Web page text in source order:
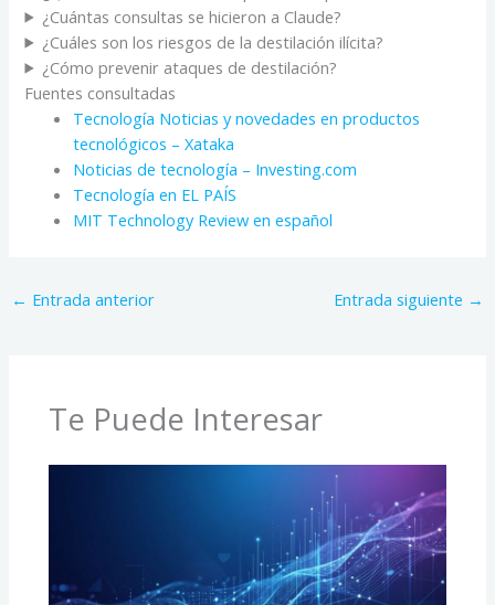
¿Cuántas consultas se hicieron a Claude?
¿Cuáles son los riesgos de la destilación ilícita?
¿Cómo prevenir ataques de destilación?
Fuentes consultadas
Tecnología Noticias y novedades en productos
tecnológicos – Xataka
Noticias de tecnología – Investing.com
Tecnología en EL PAÍS
MIT Technology Review en español
← Entrada anterior Entrada siguiente →
Te Puede Interesar